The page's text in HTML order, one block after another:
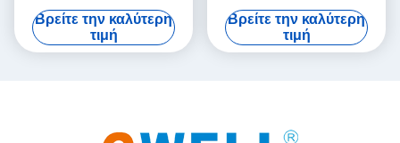
EVA) Γραμμή Παραγωγής
Solar Film Μονής Βίδας Συν-
εξώθησης Σχεδιασμός
Βρείτε την καλύτερη
τιμή
Τεχνολογία Συν-εξώθησης
για Ετήσια Παραγωγή 1 GW+
και Δομή Μεμβράνης EVA-
Βρείτε την καλύτερη
τιμή